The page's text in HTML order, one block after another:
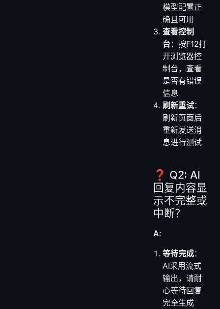
模型配置正
确且可用
查看控制
台：按F12打
开浏览器控
制台，查看
是否有错误
信息
刷新重试：
刷新页面后
重新发送消
息进行测试
❓ Q2: AI
回复内容显
示不完整或
中断？
A:
等待完成：
AI采用流式
输出，请耐
心等待回复
完全生成